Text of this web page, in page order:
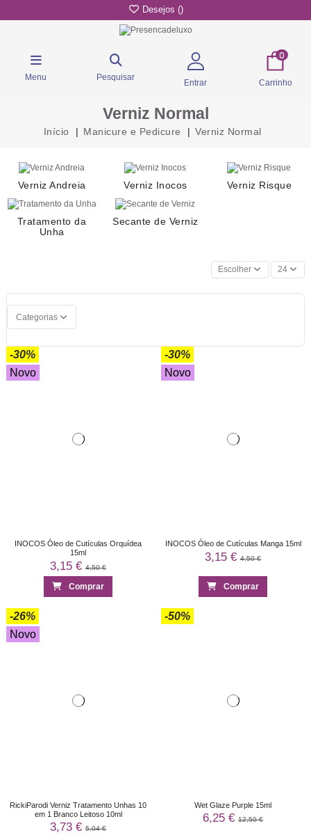
Desejos ()
Menu Pesquisar
Entrar
0
Carrinho
Verniz Normal
Início Manicure e Pedicure Verniz Normal
Verniz Andreia Verniz Inocos Verniz Risque
Tratamento da
Unha
Secante de Verniz
Escolher 24
Categorias
-30%
Novo
INOCOS Óleo de Cutículas Orquídea
15ml
3,15 € 4,50 €
Comprar
-30%
Novo
INOCOS Óleo de Cutículas Manga 15ml
3,15 € 4,50 €
Comprar
-26%
Novo
RickiParodi Verniz Tratamento Unhas 10
em 1 Branco Leitoso 10ml
3,73 € 5,04 €
-50%
Wet Glaze Purple 15ml
6,25 € 12,50 €